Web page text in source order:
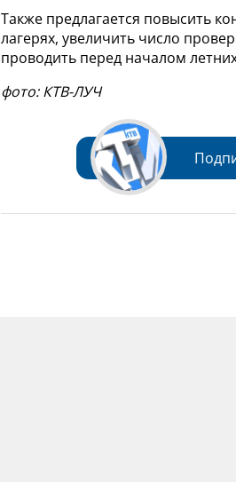
Также предлагается повысить
лагерях, увеличить число
проводить перед началом
фото: КТВ-ЛУЧ